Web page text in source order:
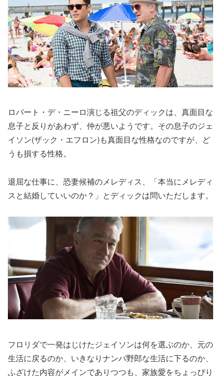
ロバート・デ・ニーロ演じる祖父のディックは、真面目な
息子と反りがあわず、仲が悪いようです。その息子のジェ
イソン(ザック・エフロン)も真面目な性格なのですが、ど
うも損する性格。
退屈な仕事に、恐妻候補のメレディス、「本当にメレディ
スと結婚していいのか？」とディックは問いただします。
フロリダで一発はじけたジェイソンは何を選ぶのか、元の
生活に戻るのか、いきなりナンパ野郎な生活に下るのか、
ふざけた内容がメインでありつつも、家族愛をちょっぴり